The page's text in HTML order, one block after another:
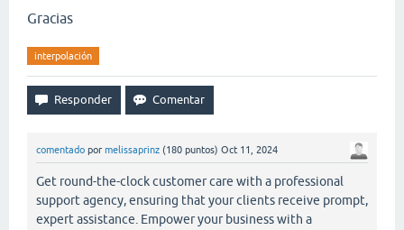
Gracias
interpolación
comentado por melissaprinz (180 puntos) Oct 11, 2024
Get round-the-clock customer care with a professional
support agency, ensuring that your clients receive prompt,
expert assistance. Empower your business with a